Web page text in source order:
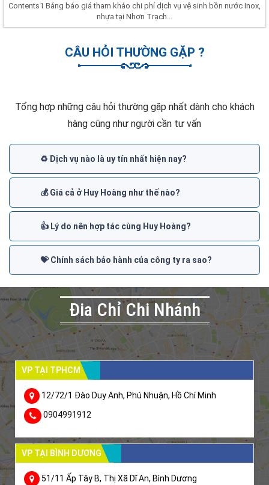
Contents1 Bảng báo giá tham khảo chi phí dịch vụ vệ sinh bồn nước Inox,
nhựa tại Nhơn Trạch...
CÂU HỎI THƯỜNG GẶP ?
Tổng hợp những câu hỏi thường gặp nhất dành cho khách
hàng cũng như người cần tư vấn
♻️ Dịch vụ nào là uy tín nhất hiện nay?
💰 Giá cả ở Huy Hoàng như thế nào?
👍 Lý do nên hợp tác cùng Huy Hoàng?
💝 Chính sách bảo hành của công ty ra sao?
Đia Chỉ Chi Nhánh
VP TẠI TPHCM
12/72/1 Đào Duy Anh, Phú Nhuận, Hồ Chí Minh
0904991912
VP TẠI BÌNH DƯƠNG
51/11 Ấp Tây B, Thị Xã Dĩ An, Bình Dương